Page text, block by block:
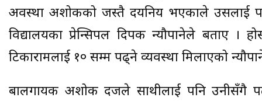
अवस्था अशोकको जस्तै दयनिय भएकाले उसलाई
विद्यालयका प्रेन्सिपल दिपक न्यौपानेले बताए ।
टिकारामलाई १० सम्म पढ्ने व्यवस्था मिलाएको
बालगायक अशोक दर्जीले साथीलाई पनि उनीसँगै